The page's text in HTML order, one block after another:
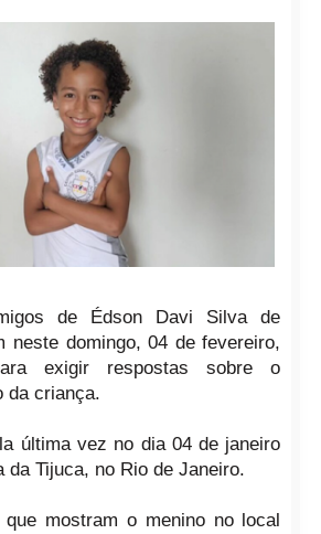
de Édson Davi Silva de
neste domingo, 04 de fevereiro,
exigir respostas sobre o
da criança.
última vez no dia 04 de janeiro
da Tijuca, no Rio de Janeiro.
que mostram o menino no local